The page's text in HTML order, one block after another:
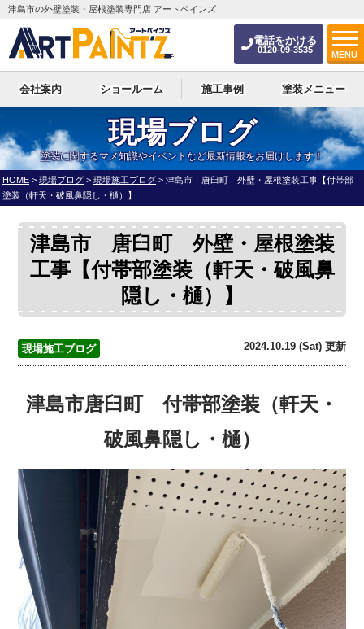
電話をかける
0120-09-3535
MENU
津島市の外壁塗装・屋根塗装専門店 アートペインズ
会社案内 ショールーム 施工事例 塗装メニュー
現場ブログ
塗装に関するマメ知識やイベントなど最新情報をお届けします！
HOME > 現場ブログ > 現場施工ブログ > 津島市 唐臼町 外壁・屋根塗装工事【付帯部
塗装（軒天・破風鼻隠し・樋）】
津島市 唐臼町 外壁・屋根塗装
工事【付帯部塗装（軒天・破風鼻
隠し・樋）】
現場施工ブログ 2024.10.19 (Sat) 更新
津島市唐臼町 付帯部塗装（軒天・
破風鼻隠し・樋）